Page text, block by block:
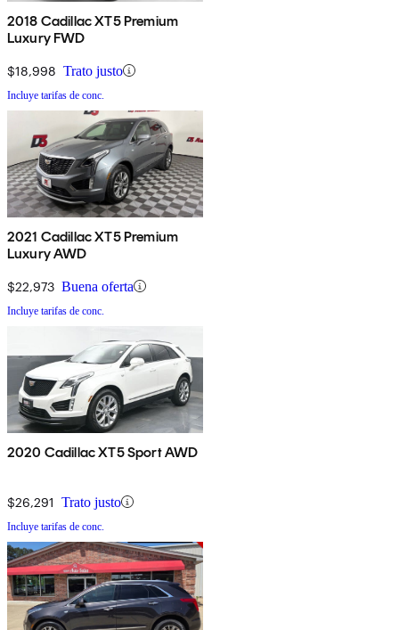
2018 Cadillac XT5 Premium
Luxury FWD
$18,998 Trato justo
Incluye tarifas de conc.
2021 Cadillac XT5 Premium
Luxury AWD
$22,973 Buena oferta
Incluye tarifas de conc.
2020 Cadillac XT5 Sport AWD
$26,291 Trato justo
Incluye tarifas de conc.